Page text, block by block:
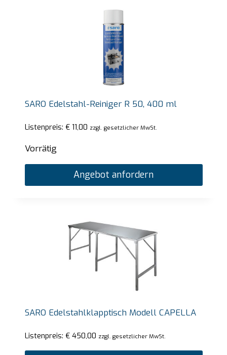
SARO Edelstahl-Reiniger R 50, 400 ml
Listenpreis: €11,00 zzgl. gesetzlicher MwSt.
Vorrätig
Angebot anfordern
SARO Edelstahlklapptisch Modell CAPELLA
Listenpreis: €450,00 zzgl. gesetzlicher MwSt.